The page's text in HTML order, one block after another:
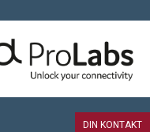
DIN KONTAKT